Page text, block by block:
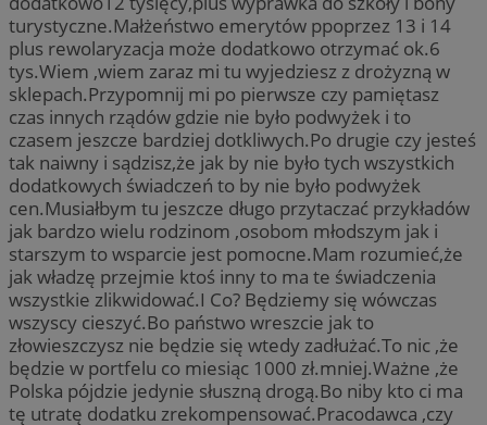
turystyczne.Małżeństwo emerytów ppoprzez 13 i 14
plus rewolaryzacja może dodatkowo otrzymać ok.6
tys.Wiem ,wiem zaraz mi tu wyjedziesz z drożyzną w
sklepach.Przypomnij mi po pierwsze czy pamiętasz
czas innych rządów gdzie nie było podwyżek i to
czasem jeszcze bardziej dotkliwych.Po drugie czy jesteś
tak naiwny i sądzisz,że jak by nie było tych wszystkich
dodatkowych świadczeń to by nie było podwyżek
cen.Musiałbym tu jeszcze długo przytaczać przykładów
jak bardzo wielu rodzinom ,osobom młodszym jak i
starszym to wsparcie jest pomocne.Mam rozumieć,że
jak władzę przejmie ktoś inny to ma te świadczenia
wszystkie zlikwidować.I Co? Będziemy się wówczas
wszyscy cieszyć.Bo państwo wreszcie jak to
złowieszczysz nie będzie się wtedy zadłużać.To nic ,że
będzie w portfelu co miesiąc 1000 zł.mniej.Ważne ,że
Polska pójdzie jedynie słuszną drogą.Bo niby kto ci ma
tę utratę dodatku zrekompensować.Pracodawca ,czy